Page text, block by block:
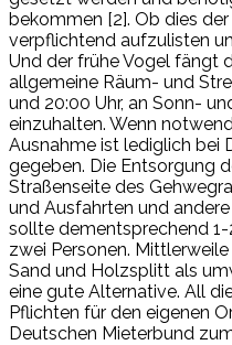
bekommen [2]. Ob dies
verpflichtend aufzulisten
Und der frühe Vogel fängt
allgemeine Räum- und
und 20:00 Uhr, an Sonn-
einzuhalten. Wenn
Ausnahme ist lediglich bei
gegeben. Die Entsorgung
Straßenseite des
und Ausfahrten und
sollte dementsprechend
zwei Personen.
Sand und Holzsplitt als
eine gute Alternative. All
Pflichten für den eigenen
Deutschen Mieterbund